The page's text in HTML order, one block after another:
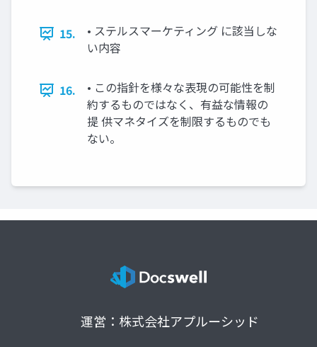
15.
• ステルスマーケティング に該当しな
い内容
16.
• この指針を様々な表現の可能性を制
約するものではなく、有益な情報の
提 供マネタイズを制限するものでも
ない。
運営：株式会社アプルーシッド